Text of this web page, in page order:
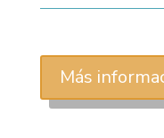
Más